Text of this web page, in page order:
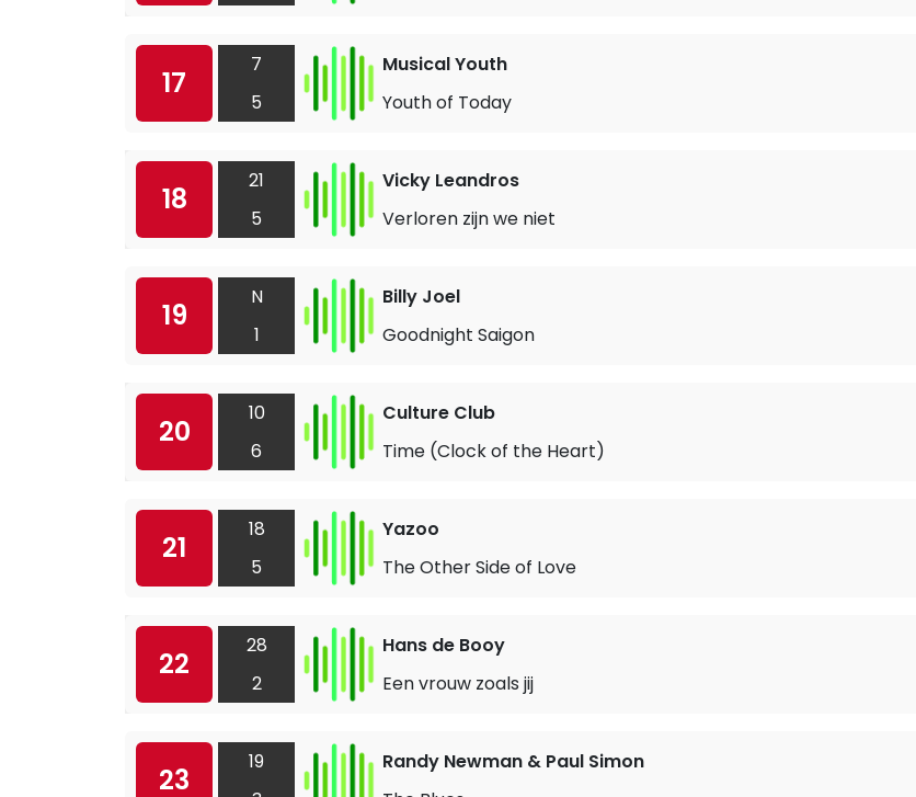
17
7
5
Musical Youth
Youth of Today
18
21
5
Vicky Leandros
Verloren zijn we niet
19
N
1
Billy Joel
Goodnight Saigon
20
10
6
Culture Club
Time (Clock of the Heart)
21
18
5
Yazoo
The Other Side of Love
22
28
2
Hans de Booy
Een vrouw zoals jij
23
19
Randy Newman & Paul Simon